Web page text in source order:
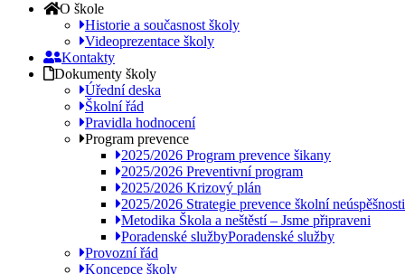
O škole
Historie a současnost školy
Videoprezentace školy
Kontakty
Dokumenty školy
Úřední deska
Školní řád
Pravidla hodnocení
Program prevence
2025/2026 Program prevence šikany
2025/2026 Preventivní program
2025/2026 Krizový plán
2025/2026 Strategie prevence školní neúspěšnosti
Metodika Škola a neštěstí – Jsme připraveni
Poradenské službyPoradenské služby
Provozní řád
Koncepce školy